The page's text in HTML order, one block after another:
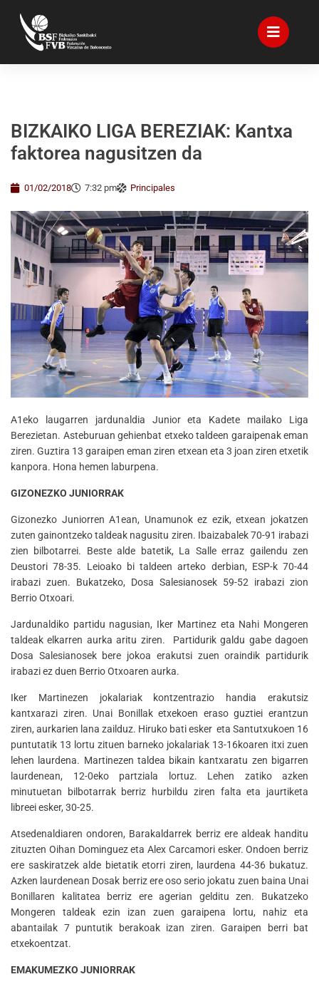
BIZKAIKO LIGA BEREZIAK: Kantxa
faktorea nagusitzen da
01/02/2018 7:32 pm Principales
A1eko laugarren jardunaldia Junior eta Kadete mailako Liga
Berezietan. Asteburuan gehienbat etxeko taldeen garaipenak eman
ziren. Guztira 13 garaipen eman ziren etxean eta 3 joan ziren etxetik
kanpora. Hona hemen laburpena.
GIZONEZKO JUNIORRAK
Gizonezko Juniorren A1ean, Unamunok ez ezik, etxean jokatzen
zuten gainontzeko taldeak nagusitu ziren. Ibaizabalek 70-91 irabazi
zien bilbotarrei. Beste alde batetik, La Salle erraz gailendu zen
Deustori 78-35. Leioako bi taldeen arteko derbian, ESP-k 70-44
irabazi zuen. Bukatzeko, Dosa Salesianosek 59-52 irabazi zion
Berrio Otxoari.
Jardunaldiko partidu nagusian, Iker Martinez eta Nahi Mongeren
taldeak elkarren aurka aritu ziren. Partidurik galdu gabe dagoen
Dosa Salesianosek bere jokoa erakutsi zuen oraindik partidurik
irabazi ez duen Berrio Otxoaren aurka.
Iker Martinezen jokalariak kontzentrazio handia erakutsiz
kantxarazi ziren. Unai Bonillak etxekoen eraso guztiei erantzun
ziren, aurkarien lana zailduz. Hiruko bati esker eta Santutxukoen 16
puntutatik 13 lortu zituen barneko jokalariak 13-16koaren itxi zuen
lehen laurdena. Martinezen taldea bikain kantxaratu zen bigarren
laurdenean, 12-0eko partziala lortuz. Lehen zatiko azken
minutuetan bilbotarrak berriz hurbildu ziren falta eta jaurtiketa
libreei esker, 30-25.
Atsedenaldiaren ondoren, Barakaldarrek berriz ere aldeak handitu
zituzten Oihan Dominguez eta Alex Carcamori esker. Ondoen berriz
ere saskiratzek alde bietatik etorri ziren, laurdena 44-36 bukatuz.
Azken laurdenean Dosak berriz ere oso serio jokatu zuen baina Unai
Bonillaren kalitatea berriz ere agerian gelditu zen. Bukatzeko
Mongeren taldeak ezin izan zuen garaipena lortu, nahiz eta
abantailak 7 puntutik berakoak izan ziren. Garaipen berri bat
etxekoentzat.
EMAKUMEZKO JUNIORRAK